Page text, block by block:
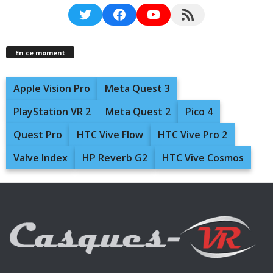
TwitterFacebookYouTubeRSS Feed
En ce moment
Apple Vision Pro
Meta Quest 3
PlayStation VR 2
Meta Quest 2
Pico 4
Quest Pro
HTC Vive Flow
HTC Vive Pro 2
Valve Index
HP Reverb G2 HTC Vive Cosmos